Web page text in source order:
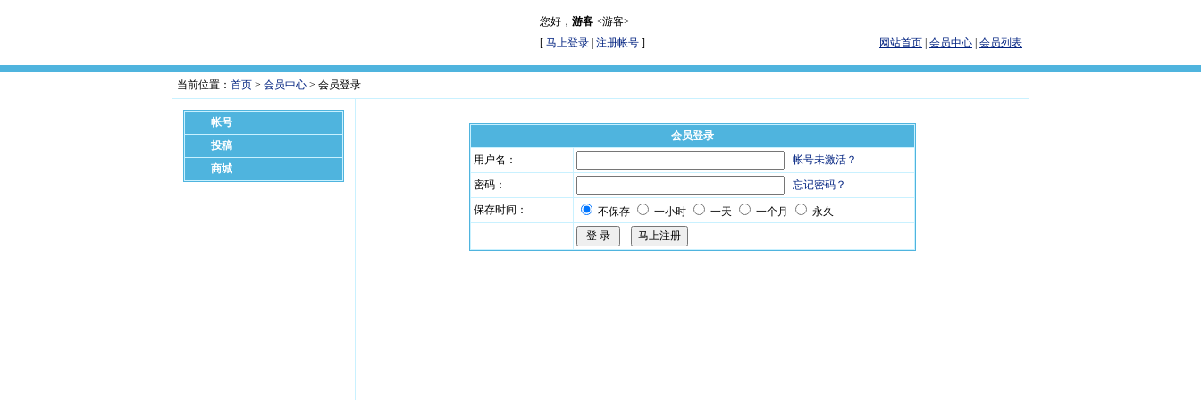
您好， 游客 <游客>
[ 马上登录 注册帐号 ] 网站首页 会员中心 会员列表
当前位置： 首页 > 会员中心 > 会员登录
帐号
投稿
商城
会员登录
用户名：
帐号未激活？
密码：
忘记密码？
保存时间：
不保存 一小时 一天 一个月 永久